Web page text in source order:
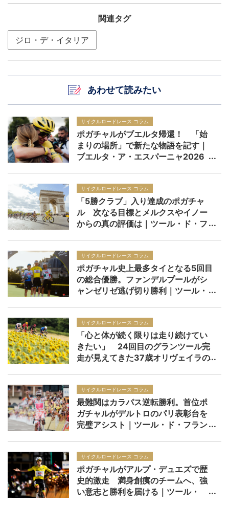
関連タグ
ジロ・デ・イタリア
あわせて読みたい
サイクルロードレース コラム
ポガチャルがブエルタ帰還！ 「始
まりの場所」で新たな物語を記す｜
ブエルタ・ア・エスパーニャ2026
サイクルロードレース コラム
「5勝クラブ」入り達成のポガチャ
ル 次なる目標とメルクスやイノー
からの真の評価は｜ツール・ド・フ
サイクルロードレース コラム
ポガチャル史上最多タイとなる5回目
の総合優勝。ファンデルプールがシ
ャンゼリゼ逃げ切り勝利｜ツール・
サイクルロードレース コラム
「心と体が続く限りは走り続けてい
きたい」 24回目のグランツール完
走が見えてきた37歳オリヴェイラの
サイクルロードレース コラム
最難関はカラパス逆転勝利。首位ポ
ガチャルがデルトロのパリ表彰台を
完璧アシスト｜ツール・ド・フラン
サイクルロードレース コラム
ポガチャルがアルプ・デュエズで歴
史的激走 満身創痍のチームへ、強
い意志と勝利を届ける｜ツール・